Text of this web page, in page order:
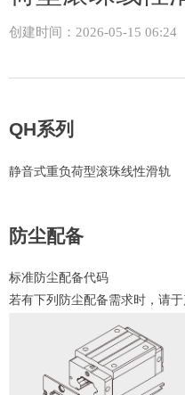
创建时间： 2026-05-15 06:24
QH系列
静音式重负荷型滚珠线性滑轨
防尘配备
标准防尘配备代码
若有下列防尘配备需求时，请于